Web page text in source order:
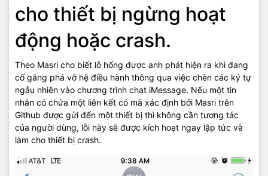
cho thiết bị ngừng hoạt
động hoặc crash.
Theo Masri cho biết lỗ hổng được anh phát hiện ra khi đang
cố gắng phá vỡ hệ điều hành thông qua việc chèn các ký tự
ngẫu nhiên vào chương trình chat iMessage. Nếu một tin
nhắn có chứa một liên kết có mã xác định bởi Masri trên
Github được gửi đến một thiết bị thì không cần tương tác
của người dùng, lỗi này sẽ được kích hoạt ngay lập tức và
làm cho thiết bị crash.